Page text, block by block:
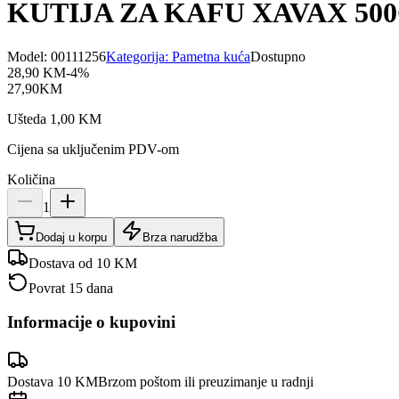
KUTIJA ZA KAFU XAVAX
Model: 00111256Kategorija: Pametna kućaDostupno
28,90 KM-4%
27,90KM
Ušteda 1,00 KM
Cijena sa uključenim PDV-om
Količina
1
Dodaj u korpu Brza narudžba
Dostava od 10 KM
Povrat 15 dana
Informacije o kupovini
Dostava 10 KMBrzom poštom ili preuzimanje u radnji